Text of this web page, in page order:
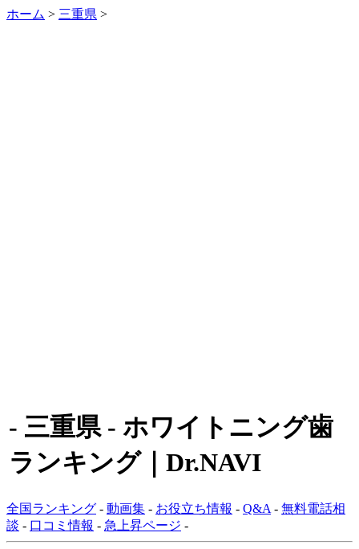
ホーム > 三重県 >
- 三重県 - ホワイトニング歯
ランキング｜Dr.NAVI
全国ランキング - 動画集 - お役立ち情報 - Q&A - 無料電話相
談 - 口コミ情報 - 急上昇ページ -